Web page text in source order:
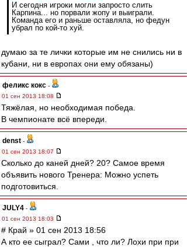
И сегодня игроки могли запросто слить
Карпина... но порвали жопу и выиграли.
Команда его и раньше оставляла, но федун
убрал по кой-то хуй.
думаю за те лички которые им не снились ни в
кубани, ни в европах они ему обязаны)
феликс кокс -
01 сен 2013 18:08
Тяжёлая, но необходимая победа.
В чемпионате всё впереди.
denst -
01 сен 2013 18:07
Сколько до каней дней? 20? Самое время
объявить нового Тренера: Можно успеть
подготовиться.
JULY4 -
01 сен 2013 18:03
# Край » 01 сен 2013 18:56
А кто ее сыграл? Сами , что ли? Лохи при при